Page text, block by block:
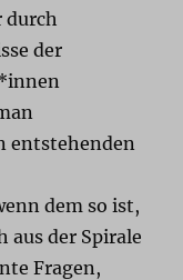
durch
der
entstehenden
dem so ist,
aus der Spirale
Fragen,